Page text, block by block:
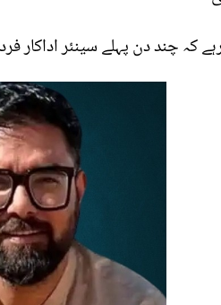
کہ چند دن پہلے سینئر اداکار